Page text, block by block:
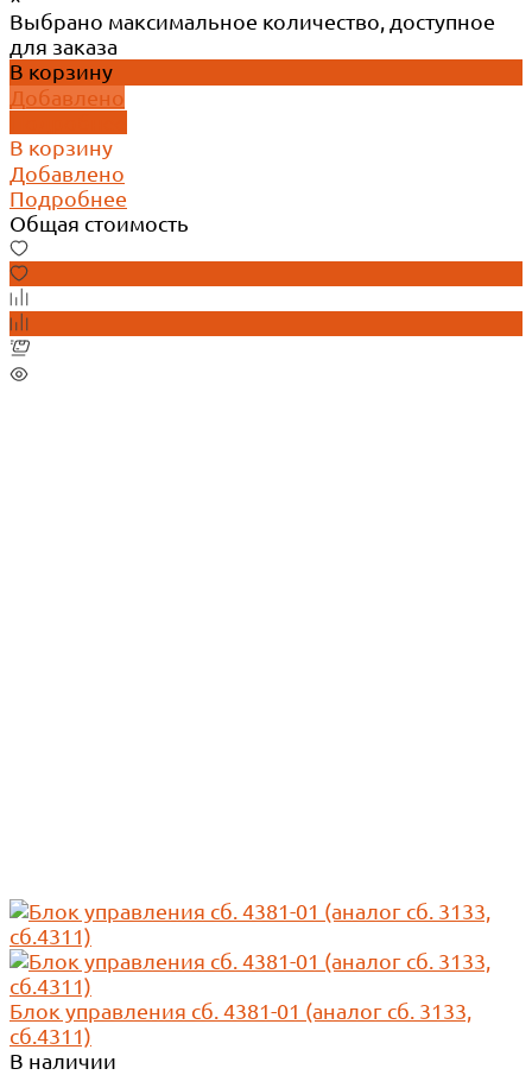
Выбрано максимальное количество, доступное
для заказа
В корзину
Добавлено
В корзину
Добавлено
Подробнее
Общая стоимость
Блок управления сб. 4381-01 (аналог сб. 3133,
сб.4311)
В наличии